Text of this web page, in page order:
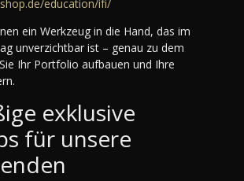
education/ifi/
ein Werkzeug in die Hand, das im
unverzichtbar ist – genau zu dem
Ihr Portfolio aufbauen und Ihre
exklusive
für unsere